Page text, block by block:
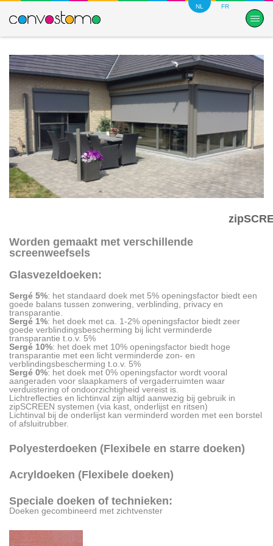
NL FR
Worden gemaakt met verschillende
screenweefsels
Glasvezeldoeken:
Sergé 5%: het standaard doek met 5% openingsfactor biedt een
goede balans tussen zonwering, verblinding, privacy en
transparantie.
Sergé 1%: het doek met ca. 1-2% openingsfactor biedt zeer
goede verblindingsbescherming bij licht verminderde
transparantie t.o.v. 5%
Sergé 10%: het doek met 10% openingsfactor biedt hoge
transparantie met een licht verminderde zon- en
verblindingsbescherming t.o.v. 5%
Sergé 0%: het doek met 0% openingsfactor wordt vooral
aangeraden voor slaapkamers of vergaderruimten waar
verduistering of ondoorzichtigheid vereist is.
Lichtreflecties en lichtinval zijn altijd aanwezig bij gebruik in
zipSCREEN systemen (via kast, onderlijst en ritsen)
Lichtinval bij de onderlijst kan verminderd worden met een borstel
of afsluitrubber.
Polyesterdoeken (Flexibele en starre doeken)
Acryldoeken (Flexibele doeken)
Speciale doeken of technieken:
Doeken gecombineerd met zichtvenster